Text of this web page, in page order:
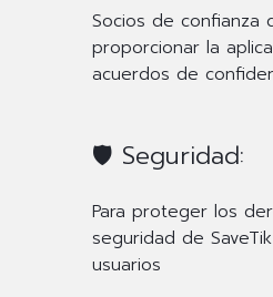
Socios de confianza
proporcionar la
acuerdos de
🛡️ Seguridad:
Para proteger los
seguridad de
usuarios